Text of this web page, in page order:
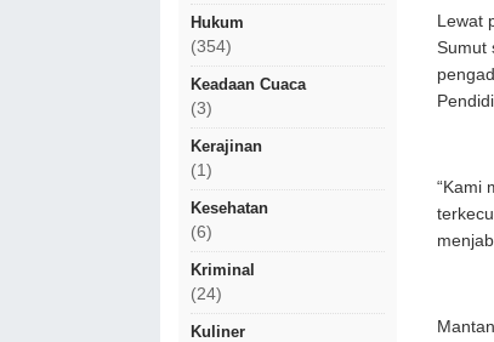
Hukum
(354)
Keadaan Cuaca
(3)
Kerajinan
(1)
Kesehatan
(6)
Kriminal
(24)
Kuliner
Lewat
Sumut
“Kami